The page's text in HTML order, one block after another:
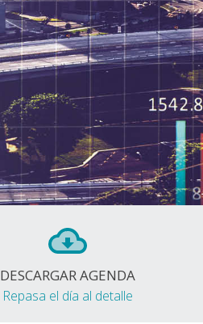
DESCARGAR AGENDA
Repasa el día al detalle